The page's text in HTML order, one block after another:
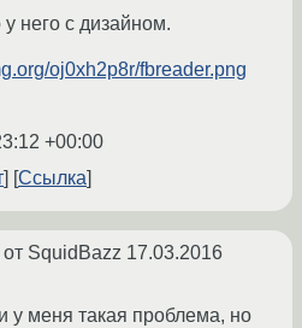
него с дизайном.
oj0xh2p8r/fbreader.png
+00:00
Ссылка
от SquidBazz 17.03.2016
меня такая проблема, но